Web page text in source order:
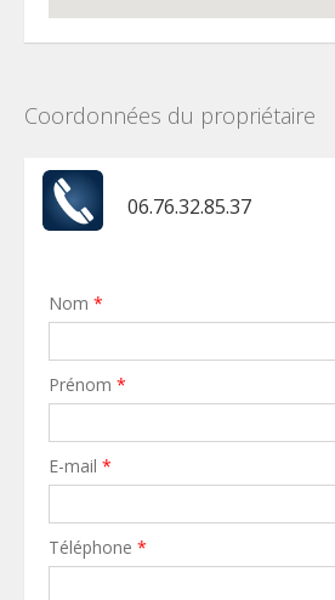
Coordonnées du propriétaire
06.76.32.85.37
Nom *
Prénom *
E-mail *
Téléphone *